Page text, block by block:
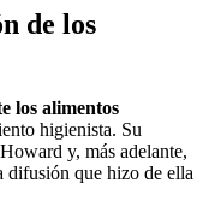
de los
los alimentos
higienista. Su
y, más adelante,
difusión que hizo de ella